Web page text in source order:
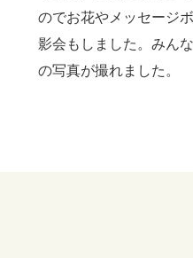
のでお花やメッセージ
影会もしました。みん
の写真が撮れました。